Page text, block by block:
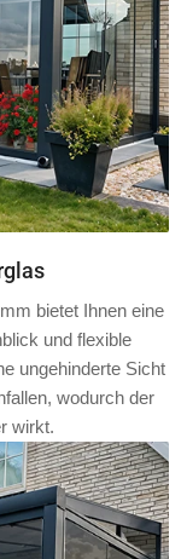
bietet Ihnen eine
und flexible
ungehinderte Sicht
wodurch der
wirkt.